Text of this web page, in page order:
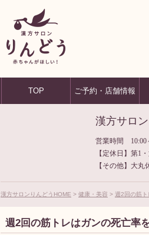
TOP ご予約・店舗情報
漢方サロ
営業時間 10:00
【定休日】第1
【その他】大丸
漢方サロンりんどうHOME 健康・美容 週2回の筋ト
週2回の筋トレはガンの死亡率